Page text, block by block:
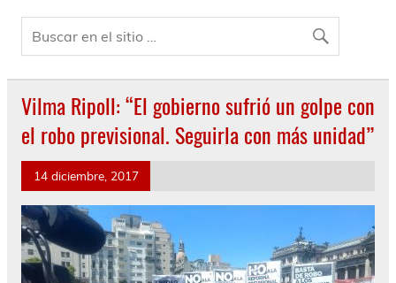
Vilma Ripoll: “El gobierno sufrió un golpe con
el robo previsional. Seguirla con más unidad”
14 diciembre, 2017